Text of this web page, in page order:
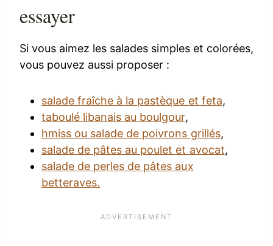
essayer
Si vous aimez les salades simples et colorées,
vous pouvez aussi proposer :
salade fraîche à la pastèque et feta,
taboulé libanais au boulgour,
hmiss ou salade de poivrons grillés,
salade de pâtes au poulet et avocat,
salade de perles de pâtes aux
betteraves.